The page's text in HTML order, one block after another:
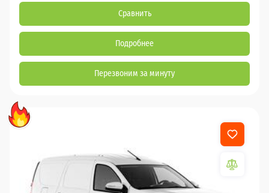
Сравнить
Подробнее
Перезвоним за минуту